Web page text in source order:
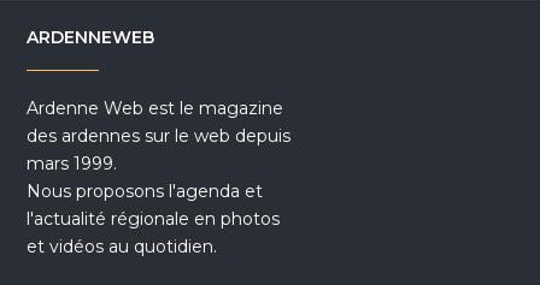
ARDENNEWEB
Ardenne Web est le magazine
des ardennes sur le web depuis
mars 1999.
Nous proposons l'agenda et
l'actualité régionale en photos
et vidéos au quotidien.